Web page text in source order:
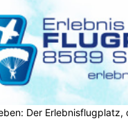
Der Erlebnisflugplatz,